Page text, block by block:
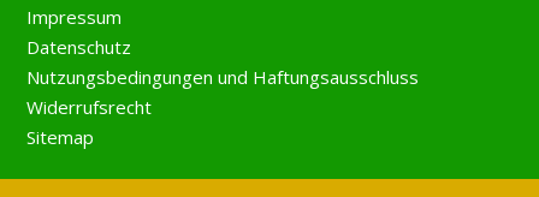
Impressum
Datenschutz
Nutzungsbedingungen und Haftungsausschluss
Widerrufsrecht
Sitemap